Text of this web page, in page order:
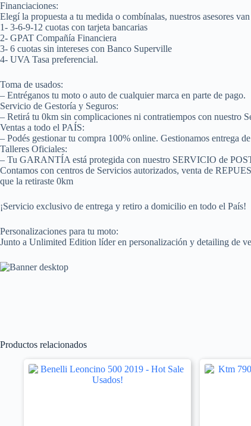
Financiaciones:
Elegí la propuesta a tu medida o combínalas, nuestros asesores
1- 3-6-9-12 cuotas con tarjeta bancarias
2- GPAT Compañía Financiera
3- 6 cuotas sin intereses con Banco Superville
4- UVA Tasa preferencial.
Toma de usados:
– Entréganos tu moto o auto de cualquier marca en parte de pago.
Servicio de Gestoría y Seguros:
– Retirá tu 0km sin complicaciones ni contratiempos con nuestro
Ventas a todo el PAÍS:
– Podés gestionar tu compra 100% online. Gestionamos entrega
Talleres Oficiales:
– Tu GARANTÍA está protegida con nuestro SERVICIO de
Contamos con centros de Servicios autorizados, venta de
que la retiraste 0km
¡Servicio exclusivo de entrega y retiro a domicilio en todo el País!
Personalizaciones para tu moto:
Junto a Unlimited Edition líder en personalización y detailing de
Productos relacionados